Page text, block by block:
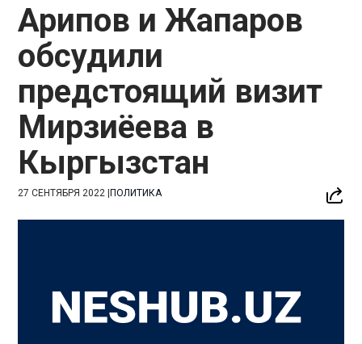
Арипов и Жапаров
обсудили
предстоящий визит
Мирзиёева в
Кыргызстан
27 СЕНТЯБРЯ 2022 |ПОЛИТИКА